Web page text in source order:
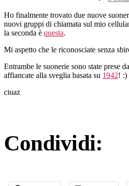
Ho finalmente trovato due nuove
nuovi gruppi di chiamata sul mio
la seconda è questa.
Mi aspetto che le riconosciate senza
Entrambe le suonerie sono state prese
affiancate alla sveglia basata su 1942! :)
ciuaz
Condividi: